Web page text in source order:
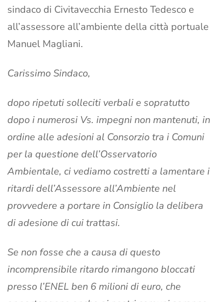
sindaco di Civitavecchia Ernesto Tedesco e
all’assessore all’ambiente della città portuale
Manuel Magliani.
Carissimo Sindaco,
dopo ripetuti solleciti verbali e sopratutto
dopo i numerosi Vs. impegni non mantenuti, in
ordine alle adesioni al Consorzio tra i Comuni
per la questione dell’Osservatorio
Ambientale, ci vediamo costretti a lamentare i
ritardi dell’Assessore all’Ambiente nel
provvedere a portare in Consiglio la delibera
di adesione di cui trattasi.
Se non fosse che a causa di questo
incomprensibile ritardo rimangono bloccati
presso l’ENEL ben 6 milioni di euro, che